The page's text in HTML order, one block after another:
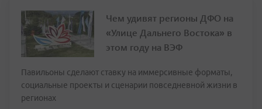
Чем удивят регионы ДФО на
«Улице Дальнего Востока» в
этом году на ВЭФ
Павильоны сделают ставку на иммерсивные форматы,
социальные проекты и сценарии повседневной жизни в
регионах